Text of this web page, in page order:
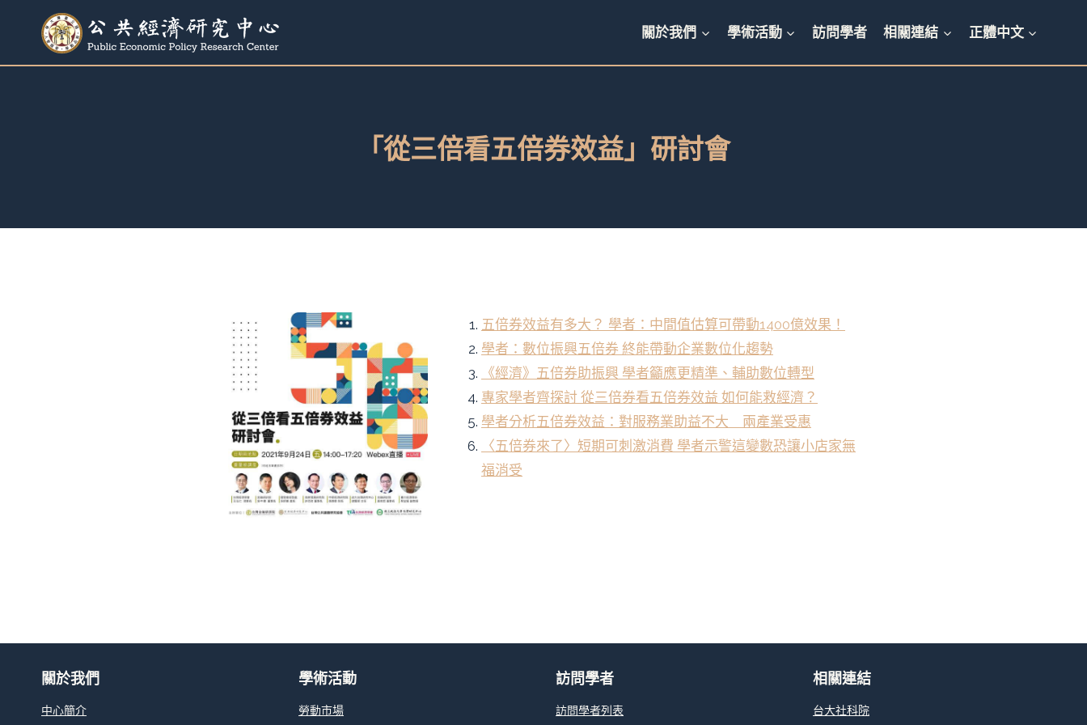
關於我們 學術活動 訪問學者 相關連結 正體中文
「從三倍看五倍券效益」研討會
五倍券效益有多大？ 學者：中間值估算可帶動1400億效果！
學者：數位振興五倍券 終能帶動企業數位化趨勢
《經濟》五倍券助振興 學者籲應更精準、輔助數位轉型
專家學者齊探討 從三倍券看五倍券效益 如何能救經濟？
學者分析五倍券效益：對服務業助益不大 兩產業受惠
〈五倍券來了〉短期可刺激消費 學者示警這變數恐讓小店家無
福消受
關於我們
中心簡介
學術活動
勞動市場
訪問學者
訪問學者列表
相關連結
台大社科院